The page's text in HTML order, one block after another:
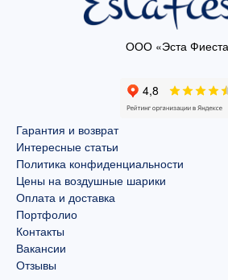
ООО «Эста
Гарантия и возврат
Интересные статьи
Политика конфиденциальности
Цены на воздушные шарики
Оплата и доставка
Портфолио
Контакты
Вакансии
Отзывы